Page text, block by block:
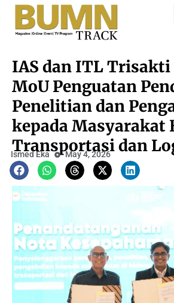
IAS dan ITL Trisakti
MoU Penguatan
Penelitian dan
kepada Masyarakat
Transportasi dan
Ismed Eka May 4, 2026